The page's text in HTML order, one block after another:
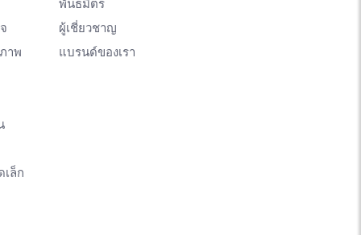
าพ
เล็ก
พันธมิตร
ผู้เชี่ยวชาญ
แบรนด์ของเรา